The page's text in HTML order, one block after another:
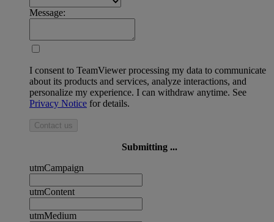
Message:
I consent to TeamViewer processing my data to communicate
about its products and services, analyze interactions, and
personalize my experience. I can withdraw anytime. See
Privacy Notice for details.
Contact us
Submitting ...
utmCampaign
utmContent
utmMedium